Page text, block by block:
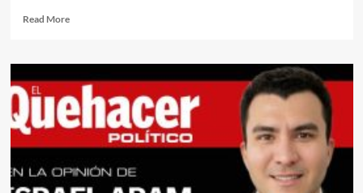
Read MoreRead
La
Selección
Mexicana
le
hace
millonaria
a